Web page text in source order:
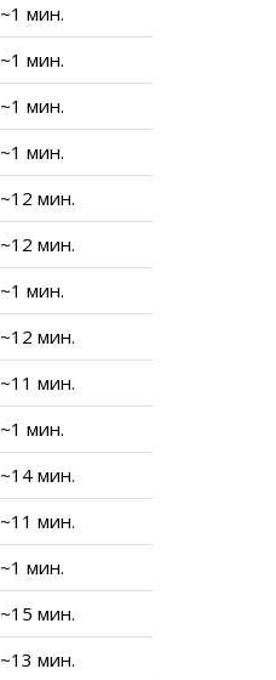
~1 мин.
~1 мин.
~1 мин.
~1 мин.
~12 мин.
~12 мин.
~1 мин.
~12 мин.
~11 мин.
~1 мин.
~14 мин.
~11 мин.
~1 мин.
~15 мин.
~13 мин.